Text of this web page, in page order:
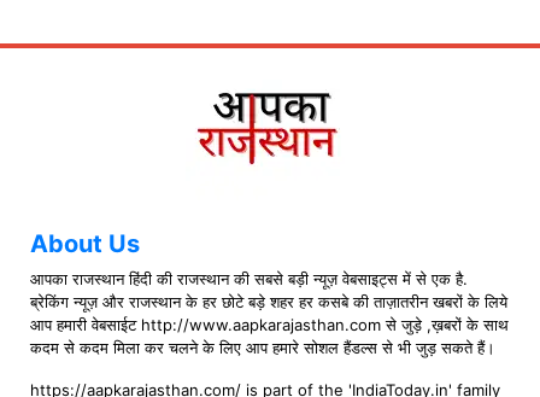
About Us
आपका राजस्थान हिंदी की राजस्थान की सबसे बड़ी न्यूज़ वेबसाइट्स में से एक है.
ब्रेकिंग न्यूज़ और राजस्थान के हर छोटे बड़े शहर हर कसबे की ताज़ातरीन खबरों के लिये
आप हमारी वेबसाईट http://www.aapkarajasthan.com से जुड़े ,ख़बरों के साथ
कदम से कदम मिला कर चलने के लिए आप हमारे सोशल हैंडल्स से भी जुड़ सकते हैं।
https://aapkarajasthan.com/ is part of the 'IndiaToday.in' family